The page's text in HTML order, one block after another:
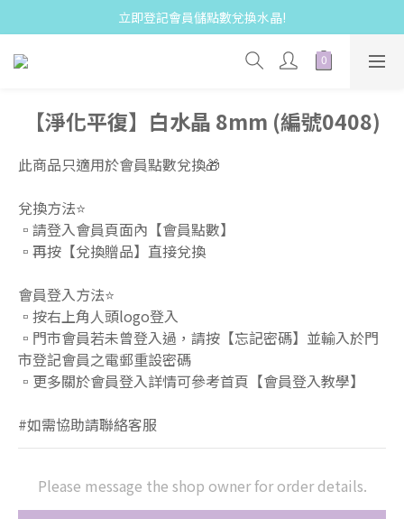
立即登記會員儲點數兌換水晶!
【淨化平復】白水晶 8mm (編號0408)
此商品只適用於會員點數兌換🎁
兌換方法⭐️
▫️請登入會員頁面內【會員點數】
▫️再按【兌換贈品】直接兌換
會員登入方法⭐️
▫️按右上角人頭logo登入
▫️門市會員若未曾登入過，請按【忘記密碼】並輸入於門
市登記會員之電郵重設密碼
▫️更多關於會員登入詳情可參考首頁【會員登入教學】
#如需協助請聯絡客服
Please message the shop owner for order details.